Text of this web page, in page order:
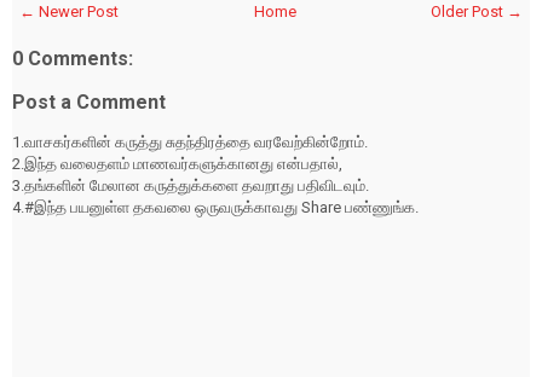
← Newer Post Older Post →
Home
0 Comments:
Post a Comment
1.வாசகர்களின் கருத்து சுதந்திரத்தை வரவேற்கின்றோம்.
2.இந்த வலைதளம் மாணவர்களுக்கானது என்பதால்,
3.தங்களின் மேலான கருத்துக்களை தவறாது பதிவிடவும்.
4.#இந்த பயனுள்ள தகவலை ஒருவருக்காவது Share பண்ணுங்க.